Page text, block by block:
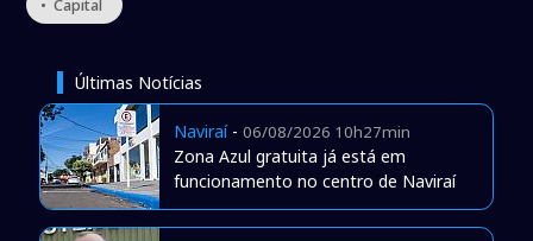
• Capital
Últimas Notícias
Naviraí- 06/08/2026 10h27min
Zona Azul gratuita já está em
funcionamento no centro de Naviraí